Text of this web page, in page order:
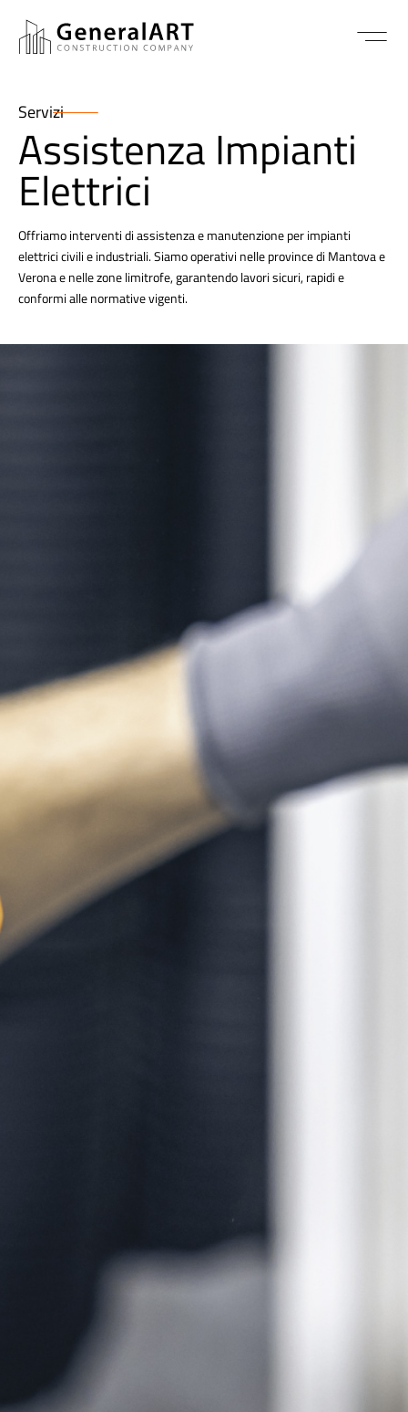
Servizi
Assistenza Impianti
Elettrici
Offriamo interventi di assistenza e manutenzione per impianti
elettrici civili e industriali. Siamo operativi nelle province di Mantova e
Verona e nelle zone limitrofe, garantendo lavori sicuri, rapidi e
conformi alle normative vigenti.